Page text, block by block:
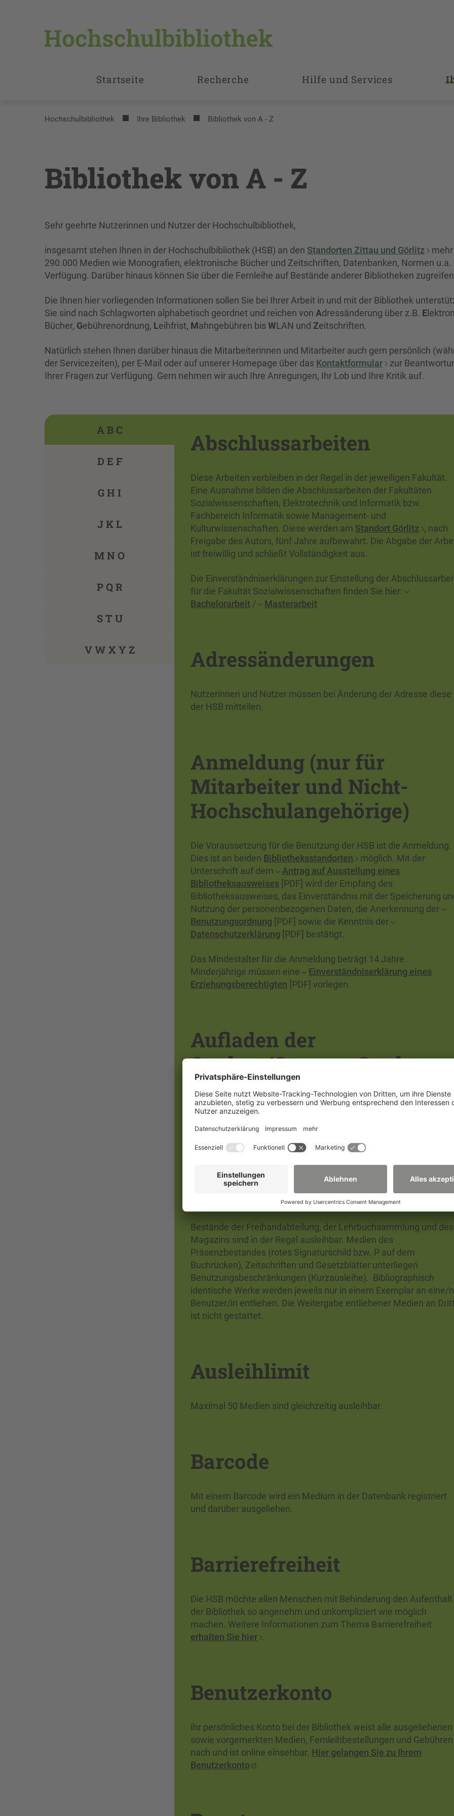
Startseite Recherche Hilfe und Services
Hochschulbibliothek Ihre Bibliothek Bibliothek von A - Z
Bibliothek von A - Z
Sehr geehrte Nutzerinnen und Nutzer der Hochschulbibliothek,
insgesamt stehen Ihnen in der Hochschulbibliothek (HSB) an den Standorten Zittau und Görlitz
290.000 Medien wie Monografien, elektronische Bücher und Zeitschriften, Datenbanken, Normen u.a.
Verfügung. Darüber hinaus können Sie über die Fernleihe auf Bestände anderer Bibliotheken
Die Ihnen hier vorliegenden Informationen sollen Sie bei Ihrer Arbeit in und mit der Bibliothek
Sie sind nach Schlagworten alphabetisch geordnet und reichen von Adressänderung über z.B. E
Bücher, Gebührenordnung, Leihfrist, Mahngebühren bis WLAN und Zeitschriften.
Natürlich stehen Ihnen darüber hinaus die Mitarbeiterinnen und Mitarbeiter auch gern persönlich
der Servicezeiten), per E-Mail oder auf unserer Homepage über das Kontaktformular
zur
Ihrer Fragen zur Verfügung. Gern nehmen wir auch Ihre Anregungen, Ihr Lob und Ihre Kritik auf.
A B C
D E F
G H I
J K L
M N O
P Q R
S T U
V W X Y Z
Abschlussarbeiten
Diese Arbeiten verbleiben in der Regel in der jeweiligen Fakultät.
Eine Ausnahme bilden die Abschlussarbeiten der Fakultäten
Sozialwissenschaften, Elektrotechnik und Informatik bzw.
Fachbereich Informatik sowie Management- und
Kulturwissenschaften. Diese werden am Standort Görlitz , nach
Freigabe des Autors, fünf Jahre aufbewahrt. Die Abgabe der
ist freiwillig und schließt Vollständigkeit aus.
Die Einverständniserklärungen zur Einstellung der
für die Fakultät Sozialwissenschaften finden Sie hier:
Bachelorarbeit / Masterarbeit
Adressänderungen
Nutzerinnen und Nutzer müssen bei Änderung der Adresse diese
der HSB mitteilen.
Anmeldung (nur für
Mitarbeiter und Nicht-
Hochschulangehörige)
Die Voraussetzung für die Benutzung der HSB ist die Anmeldung.
Dies ist an beiden Bibliotheksstandorten
möglich. Mit der
Unterschrift auf dem
Antrag auf Ausstellung eines
Bibliotheksausweises [PDF] wird der Empfang des
Bibliotheksausweises, das Einverständnis mit der Speicherung
Nutzung der personenbezogenen Daten, die Anerkennung der
Benutzungsordnung [PDF] sowie die Kenntnis der
Datenschutzerklärung [PDF] bestätigt.
Das Mindestalter für die Anmeldung beträgt 14 Jahre.
Minderjährige müssen eine
Einverständniserklärung eines
Erziehungsberechtigten [PDF] vorlegen.
Aufladen der
Student/Campus Card
Das Aufladen derStudent/Campus Card
ist für die Bezahlung
Gebühren, Kopierkosten und Speisen in der Mensa nötig. Die
kann an den Auflade-Terminals im Foyer und an den Kassen der
Ausleihe
Bestände der Freihandabteilung, der Lehrbuchsammlung und des
Magazins sind in der Regel ausleihbar. Medien des
Präsenzbestandes (rotes Signaturschild bzw. P auf dem
Buchrücken), Zeitschriften und Gesetzblätter unterliegen
Benutzungsbeschränkungen (Kurzausleihe). Bibliographisch
identische Werke werden jeweils nur in einem Exemplar an eine/n
Benutzer/in entliehen. Die Weitergabe entliehener Medien an
ist nicht gestattet.
Ausleihlimit
Maximal 50 Medien sind gleichzeitig ausleihbar.
Barcode
Mit einem Barcode wird ein Medium in der Datenbank registriert
und darüber ausgeliehen.
Barrierefreiheit
Die HSB möchte allen Menschen mit Behinderung den Aufenthalt
der Bibliothek so angenehm und unkompliziert wie möglich
machen. Weitere Informationen zum Thema Barrierefreiheit
erhalten Sie hier .
Benutzerkonto
Ihr persönliches Konto bei der Bibliothek weist alle ausgeliehenen
sowie vorgemerkten Medien, Fernleihbestellungen und Gebühren
nach und ist online einsehbar. Hier gelangen Sie zu Ihrem
Benutzerkonto
.